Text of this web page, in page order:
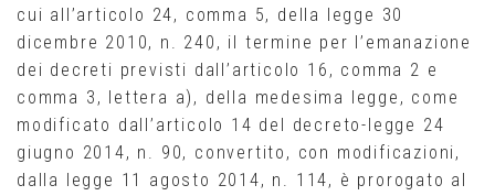
cui all’articolo 24, comma 5, della legge 30
dicembre 2010, n. 240, il termine per l’emanazione
dei decreti previsti dall’articolo 16, comma 2 e
comma 3, lettera a), della medesima legge, come
modificato dall’articolo 14 del decreto-legge 24
giugno 2014, n. 90, convertito, con modificazioni,
dalla legge 11 agosto 2014, n. 114, è prorogato al